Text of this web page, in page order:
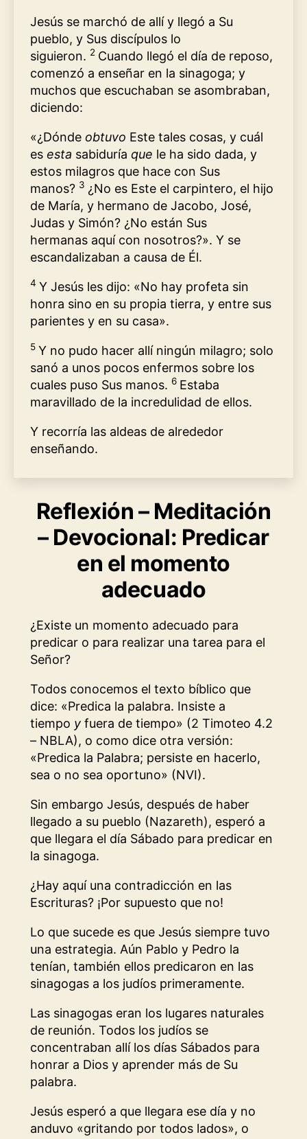
Jesús se marchó de allí y llegó a Su
pueblo, y Sus discípulos lo
siguieron. 2 Cuando llegó el día de reposo,
comenzó a enseñar en la sinagoga; y
muchos que escuchaban se asombraban,
diciendo:
«¿Dónde obtuvo Este tales cosas, y cuál
es esta sabiduría que le ha sido dada, y
estos milagros que hace con Sus
manos? 3 ¿No es Este el carpintero, el hijo
de María, y hermano de Jacobo, José,
Judas y Simón? ¿No están Sus
hermanas aquí con nosotros?». Y se
escandalizaban a causa de Él.
4 Y Jesús les dijo: «No hay profeta sin
honra sino en su propia tierra, y entre sus
parientes y en su casa».
5 Y no pudo hacer allí ningún milagro; solo
sanó a unos pocos enfermos sobre los
cuales puso Sus manos. 6 Estaba
maravillado de la incredulidad de ellos.
Y recorría las aldeas de alrededor
enseñando.
Reflexión – Meditación
– Devocional: Predicar
en el momento
adecuado
¿Existe un momento adecuado para
predicar o para realizar una tarea para el
Señor?
Todos conocemos el texto bíblico que
dice: «Predica la palabra. Insiste a
tiempo y fuera de tiempo» (2 Timoteo 4.2
– NBLA), o como dice otra versión:
«Predica la Palabra; persiste en hacerlo,
sea o no sea oportuno» (NVI).
Sin embargo Jesús, después de haber
llegado a su pueblo (Nazareth), esperó a
que llegara el día Sábado para predicar en
la sinagoga.
¿Hay aquí una contradicción en las
Escrituras? ¡Por supuesto que no!
Lo que sucede es que Jesús siempre tuvo
una estrategia. Aún Pablo y Pedro la
tenían, también ellos predicaron en las
sinagogas a los judíos primeramente.
Las sinagogas eran los lugares naturales
de reunión. Todos los judíos se
concentraban allí los días Sábados para
honrar a Dios y aprender más de Su
palabra.
Jesús esperó a que llegara ese día y no
anduvo «gritando por todos lados», o